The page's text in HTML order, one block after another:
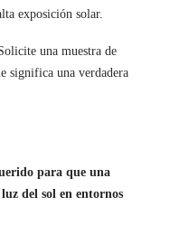
exposición solar.
una muestra de
significa una verdadera
para que una
del sol en entornos